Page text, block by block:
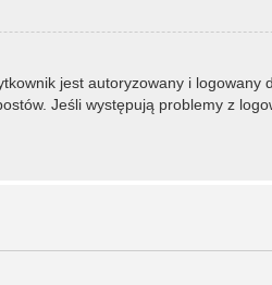
jest autoryzowany i logowany
Jeśli występują problemy z